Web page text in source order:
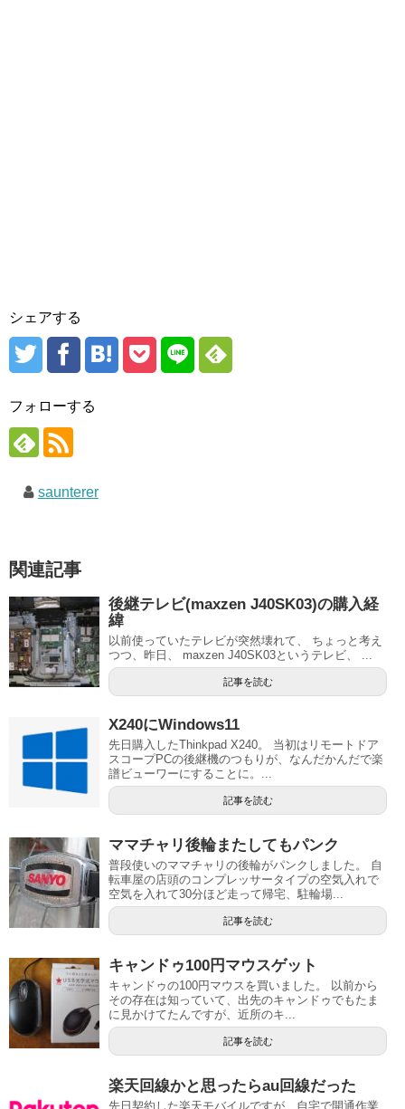
シェアする
フォローする
saunterer
関連記事
後継テレビ(maxzen J40SK03)の購入経
緯
以前使っていたテレビが突然壊れて、 ちょっと考え
つつ、昨日、 maxzen J40SK03というテレビ、 ...
記事を読む
X240にWindows11
先日購入したThinkpad X240。 当初はリモートドア
スコープPCの後継機のつもりが、なんだかんだで楽
譜ビューワーにすることに。...
記事を読む
ママチャリ後輪またしてもパンク
普段使いのママチャリの後輪がパンクしました。 自
転車屋の店頭のコンプレッサータイプの空気入れで
空気を入れて30分ほど走って帰宅、駐輪場...
記事を読む
キャンドゥ100円マウスゲット
キャンドゥの100円マウスを買いました。 以前から
その存在は知っていて、出先のキャンドゥでもたま
に見かけてたんですが、近所のキ...
記事を読む
楽天回線かと思ったらau回線だった
先日契約した楽天モバイルですが、自宅で開通作業